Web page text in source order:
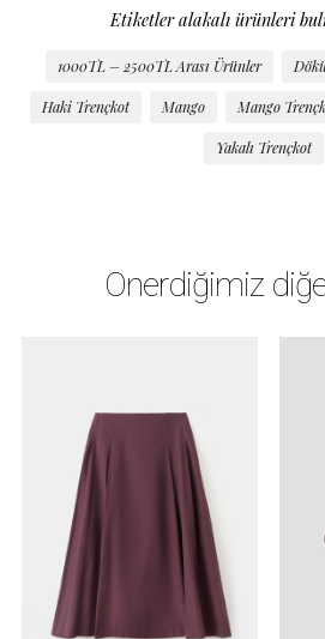
Etiketler alakalı ürünleri
1000TL – 2500TL Arası Ürünler
Haki Trençkot Mango Mango
Yakalı Trençkot
Önerdiğimiz